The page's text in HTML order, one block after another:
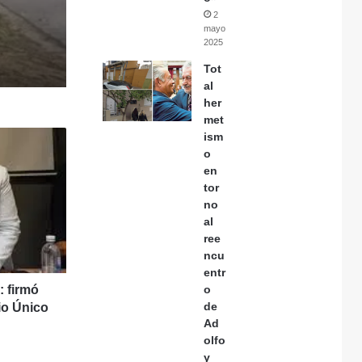
firmó
Único
2
mayo,
2025
Tot
al
her
met
ism
o
en
tor
no
al
ree
ncu
entr
o
de
Ad
olfo
y